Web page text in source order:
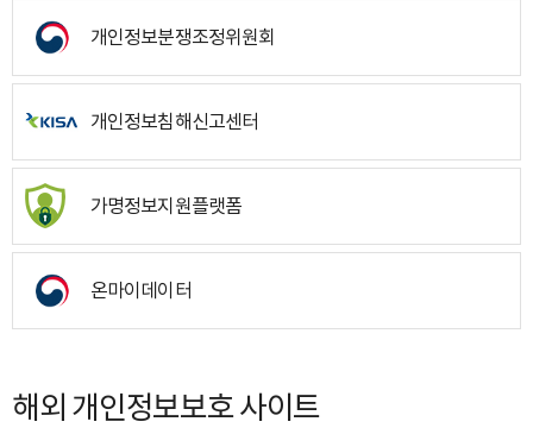
개인정보분쟁조정위원회
개인정보침해신고센터
가명정보지원플랫폼
온마이데이터
해외 개인정보보호 사이트